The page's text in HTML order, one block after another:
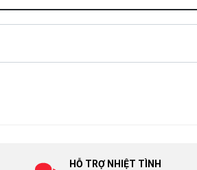
HỖ TRỢ NHIỆT TÌNH